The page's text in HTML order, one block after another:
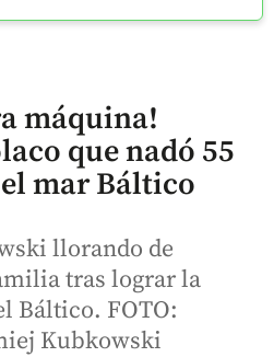
máquina!
que nadó 55
mar Báltico
llorando de
tras lograr la
Báltico. FOTO:
Kubkowski